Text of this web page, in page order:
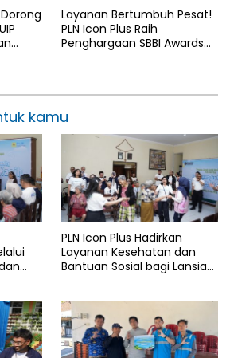
Layanan Bertumbuh Pesat!
PLN Icon Plus Raih
Penghargaan SBBI Awards
kamu
PLN Icon Plus Hadirkan
Layanan Kesehatan dan
Bantuan Sosial bagi Lansia